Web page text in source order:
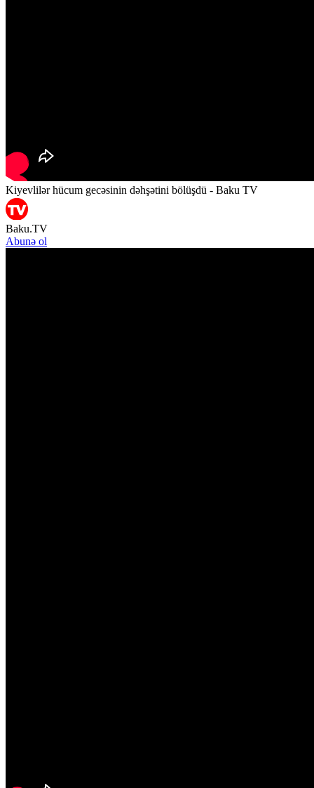
Kiyevlilər hücum gecəsinin dəhşətini bölüşdü - Baku TV
Baku.TV
Abunə ol